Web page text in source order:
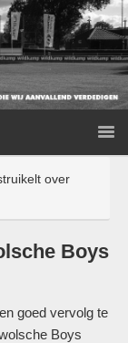
over
Boys
goed vervolg te
Boys